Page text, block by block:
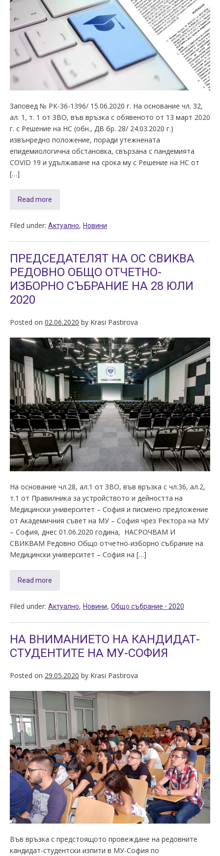
Заповед № РК-36-1396/ 15.06.2020 г. На основание чл. 32,
ал. 1, т. 1 от ЗВО, във връзка с обявеното от 13 март 2020
г. с Решение на НС (обн., ДВ бр. 28/ 24.03.2020 г.)
извънредно положение, поради утежнената
епидемиологична обстановка, свързана с пандемията
COVID 19 и удължаване на срока му с Решение на НС от
[…]
Read more
Filed under: Актуално, Новини
ПРЕДСЕДАТЕЛЯТ НА ОС СВИКВА
РЕДОВНО ОБЩО ОТЧЕТНО-
ИЗБОРНО СЪБРАНИЕ НА 28 ЮЛИ
2020
Posted on 02.06.2020 by Krasi Pastirova
На основание чл.28, ал.1 от ЗВО, във връзка с чл.36, ал.2,
т.1 от Правилника за устройството и дейността на
Медицински университет – София и писмено предложение
от Академичния съвет на МУ – София чрез Ректора на МУ
– София, днес 01.06.2020 година, НАСРОЧВАМ И
СВИКВАМ Редовно Общо отчетно-изборно събрание на
Медицински университет – София на […]
Read more
Filed under: Актуално, Новини, Общо събрание - 2020
НА ВНИМАНИЕТО НА КАНДИДАТ-
СТУДЕНТИТЕ НА МУ-СОФИЯ
Posted on 29.05.2020 by Krasi Pastirova
Във връзка с предстоящото провеждане на редовните
кандидат-студентски изпити в МУ-София по